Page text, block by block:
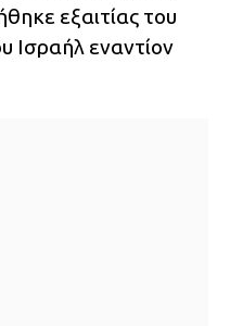
εξαιτίας του
Ισραήλ εναντίον